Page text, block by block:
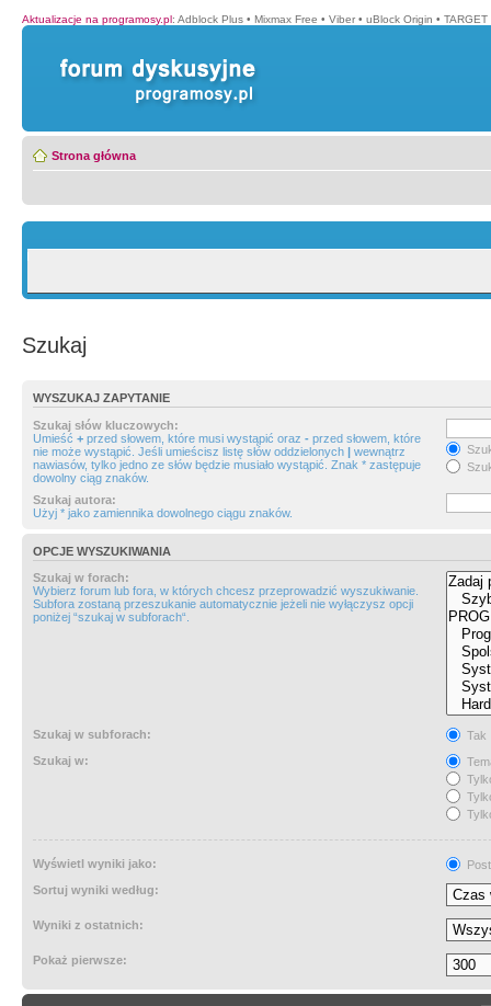
Aktualizacje na programosy.pl: Adblock Plus • Mixmax Free • Viber • uBlock Origin •
Strona główna
Szukaj
WYSZUKAJ ZAPYTANIE
Szukaj słów kluczowych:
Umieść + przed słowem, które musi wystąpić oraz - przed słowem, które
nie może wystąpić. Jeśli umieścisz listę słów oddzielonych | wewnątrz
nawiasów, tylko jedno ze słów będzie musiało wystąpić. Znak * zastępuje
dowolny ciąg znaków.
Szukaj autora:
Użyj * jako zamiennika dowolnego ciągu znaków.
OPCJE WYSZUKIWANIA
Szukaj w forach:
Wybierz forum lub fora, w których chcesz przeprowadzić wyszukiwanie.
Subfora zostaną przeszukanie automatycznie jeżeli nie wyłączysz opcji
poniżej “szukaj w subforach“.
Szukaj w subforach:
Tak
Szukaj w:
Wyświetl wyniki jako:
Sortuj wyniki według:
Wyniki z ostatnich:
Pokaż pierwsze: